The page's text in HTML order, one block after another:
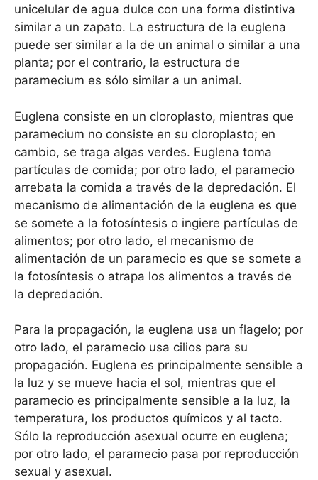
unicelular de agua dulce con una forma distintiva
similar a un zapato. La estructura de la euglena
puede ser similar a la de un animal o similar a una
planta; por el contrario, la estructura de
paramecium es sólo similar a un animal.
Euglena consiste en un cloroplasto, mientras que
paramecium no consiste en su cloroplasto; en
cambio, se traga algas verdes. Euglena toma
partículas de comida; por otro lado, el paramecio
arrebata la comida a través de la depredación. El
mecanismo de alimentación de la euglena es que
se somete a la fotosíntesis o ingiere partículas de
alimentos; por otro lado, el mecanismo de
alimentación de un paramecio es que se somete a
la fotosíntesis o atrapa los alimentos a través de
la depredación.
Para la propagación, la euglena usa un flagelo; por
otro lado, el paramecio usa cilios para su
propagación. Euglena es principalmente sensible a
la luz y se mueve hacia el sol, mientras que el
paramecio es principalmente sensible a la luz, la
temperatura, los productos químicos y al tacto.
Sólo la reproducción asexual ocurre en euglena;
por otro lado, el paramecio pasa por reproducción
sexual y asexual.